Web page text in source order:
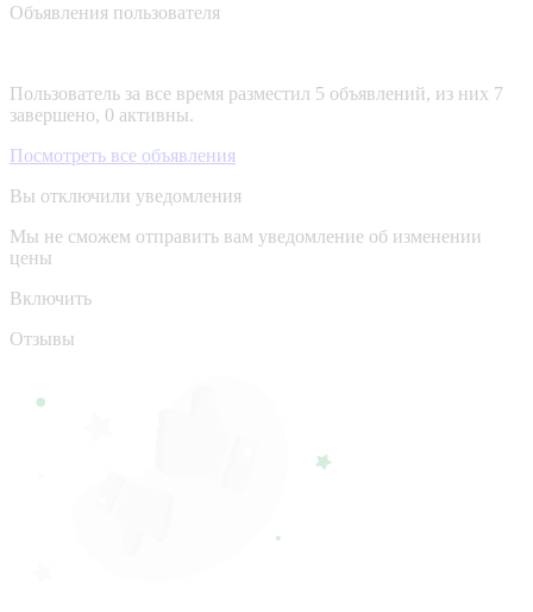
Объявления пользователя
Пользователь за все время разместил 5 объявлений, из них 7
завершено, 0 активны.
Посмотреть все объявления
Вы отключили уведомления
Мы не сможем отправить вам уведомление об изменении
цены
Включить
Отзывы